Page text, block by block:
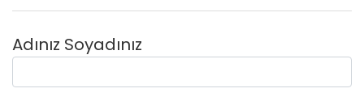
Adınız Soyadınız